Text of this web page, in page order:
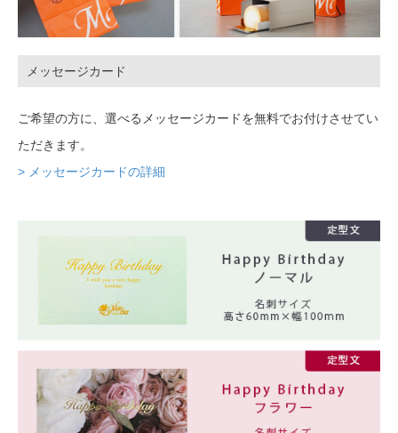
メッセージカード
ご希望の方に、選べるメッセージカードを無料でお付けさせてい
ただきます。
> メッセージカードの詳細